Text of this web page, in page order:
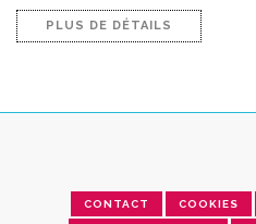
PLUS DE DÉTAILS
CONTACT COOKIES